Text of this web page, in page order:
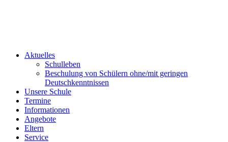
Aktuelles
Schulleben
Beschulung von Schülern ohne/mit geringen
Deutschkenntnissen
Unsere Schule
Termine
Informationen
Angebote
Eltern
Service